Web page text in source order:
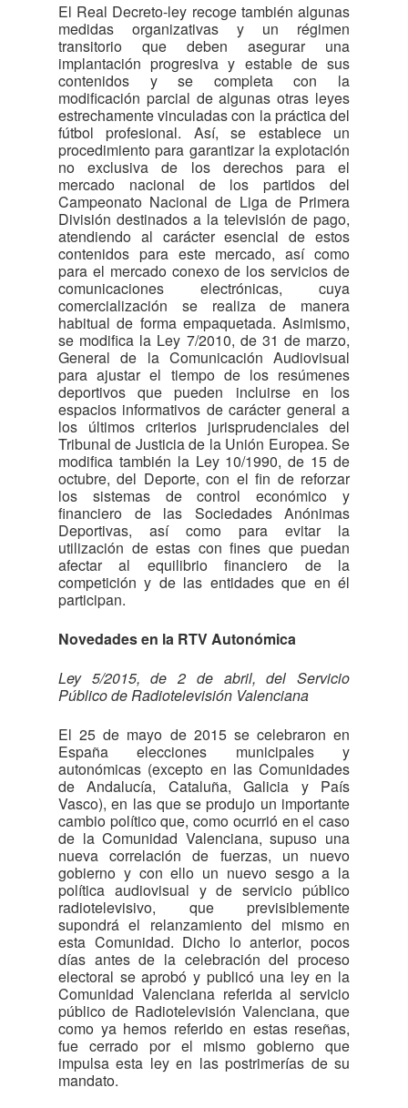
El Real Decreto-ley recoge también algunas
medidas organizativas y un régimen
transitorio que deben asegurar una
implantación progresiva y estable de sus
contenidos y se completa con la
modificación parcial de algunas otras leyes
estrechamente vinculadas con la práctica del
fútbol profesional. Así, se establece un
procedimiento para garantizar la explotación
no exclusiva de los derechos para el
mercado nacional de los partidos del
Campeonato Nacional de Liga de Primera
División destinados a la televisión de pago,
atendiendo al carácter esencial de estos
contenidos para este mercado, así como
para el mercado conexo de los servicios de
comunicaciones electrónicas, cuya
comercialización se realiza de manera
habitual de forma empaquetada. Asimismo,
se modifica la Ley 7/2010, de 31 de marzo,
General de la Comunicación Audiovisual
para ajustar el tiempo de los resúmenes
deportivos que pueden incluirse en los
espacios informativos de carácter general a
los últimos criterios jurisprudenciales del
Tribunal de Justicia de la Unión Europea. Se
modifica también la Ley 10/1990, de 15 de
octubre, del Deporte, con el fin de reforzar
los sistemas de control económico y
financiero de las Sociedades Anónimas
Deportivas, así como para evitar la
utilización de estas con fines que puedan
afectar al equilibrio financiero de la
competición y de las entidades que en él
participan.
Novedades en la RTV Autonómica
Ley 5/2015, de 2 de abril, del Servicio
Público de Radiotelevisión Valenciana
El 25 de mayo de 2015 se celebraron en
España elecciones municipales y
autonómicas (excepto en las Comunidades
de Andalucía, Cataluña, Galicia y País
Vasco), en las que se produjo un importante
cambio político que, como ocurrió en el caso
de la Comunidad Valenciana, supuso una
nueva correlación de fuerzas, un nuevo
gobierno y con ello un nuevo sesgo a la
política audiovisual y de servicio público
radiotelevisivo, que previsiblemente
supondrá el relanzamiento del mismo en
esta Comunidad. Dicho lo anterior, pocos
días antes de la celebración del proceso
electoral se aprobó y publicó una ley en la
Comunidad Valenciana referida al servicio
público de Radiotelevisión Valenciana, que
como ya hemos referido en estas reseñas,
fue cerrado por el mismo gobierno que
impulsa esta ley en las postrimerías de su
mandato.